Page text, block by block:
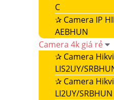
C
✰ Camera IP
AEBHUN
Camera 4k giá rẻ
✰ Camera
LIS2UY/
✰ Camera
LI2UY/SRBHUN